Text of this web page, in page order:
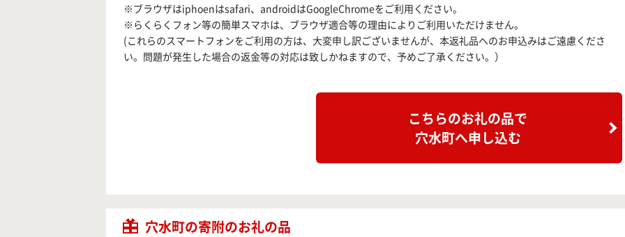
※ブラウザはiphoenはsafari、androidはGoogleChromeをご利用ください。
※らくらくフォン等の簡単スマホは、ブラウザ適合等の理由によりご利用いただけません。
(これらのスマートフォンをご利用の方は、大変申し訳ございませんが、本返礼品へのお申込みはご遠慮くださ
い。問題が発生した場合の返金等の対応は致しかねますので、予めご了承ください。）
こちらのお礼の品で
穴水町へ申し込む
穴水町の寄附のお礼の品